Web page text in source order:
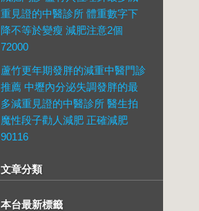
重見證的中醫診所 體重數字下
降不等於變瘦 減肥注意2個
72000
蘆竹更年期發胖的減重中醫門診
推薦 中壢內分泌失調發胖的最
多減重見證的中醫診所 醫生拍
魔性段子勸人減肥 正確減肥
90116
文章分類
本台最新標籤